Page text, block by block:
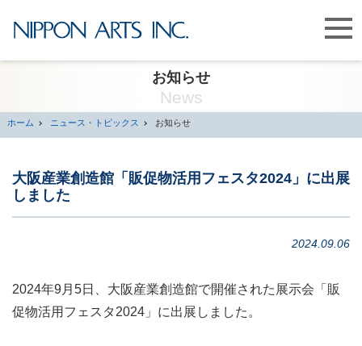
お知らせ
News
ホーム ニュース・トピックス お知らせ
大阪産業創造館「販促物活用フェスタ2024」に出展
しました
2024.09.06
2024年9月5日、大阪産業創造館で開催された展示会「販
促物活用フェスタ2024」に出展しました。